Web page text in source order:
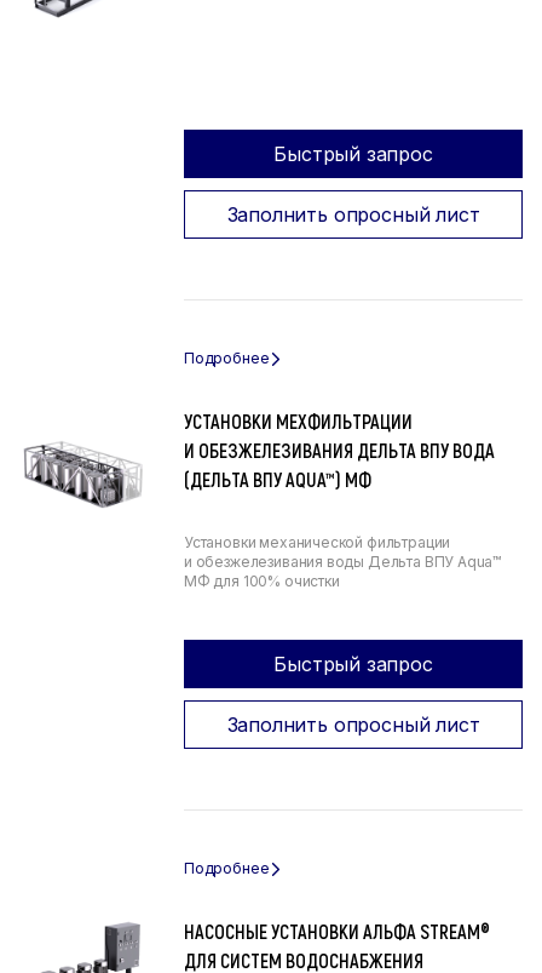
Быстрый запрос
Заполнить опросный лист
УСТАНОВКИ МЕХФИЛЬТРАЦИИ
И ОБЕЗЖЕЛЕЗИВАНИЯ ДЕЛЬТА ВПУ ВОДА
(ДЕЛЬТА ВПУ AQUA™) МФ
Установки механической фильтрации
и обезжелезивания воды Дельта ВПУ Aqua™
МФ для 100% очистки
Быстрый запрос
Заполнить опросный лист
НАСОСНЫЕ УСТАНОВКИ АЛЬФА STREAM®
ДЛЯ СИСТЕМ ВОДОСНАБЖЕНИЯ